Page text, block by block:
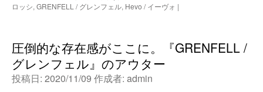
ロッシ, GRENFELL / グレンフェル, Hevo / イーヴォ |
圧倒的な存在感がここに。『GRENFELL /
グレンフェル』のアウター
投稿日: 2020/11/09 作成者: admin